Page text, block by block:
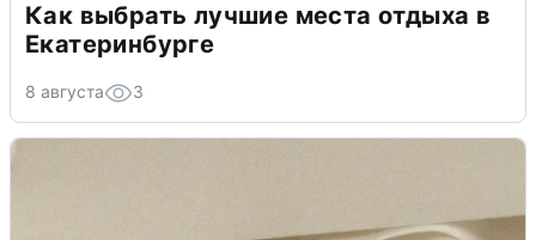
Как выбрать лучшие места отдыха в
Екатеринбурге
8 августа 3